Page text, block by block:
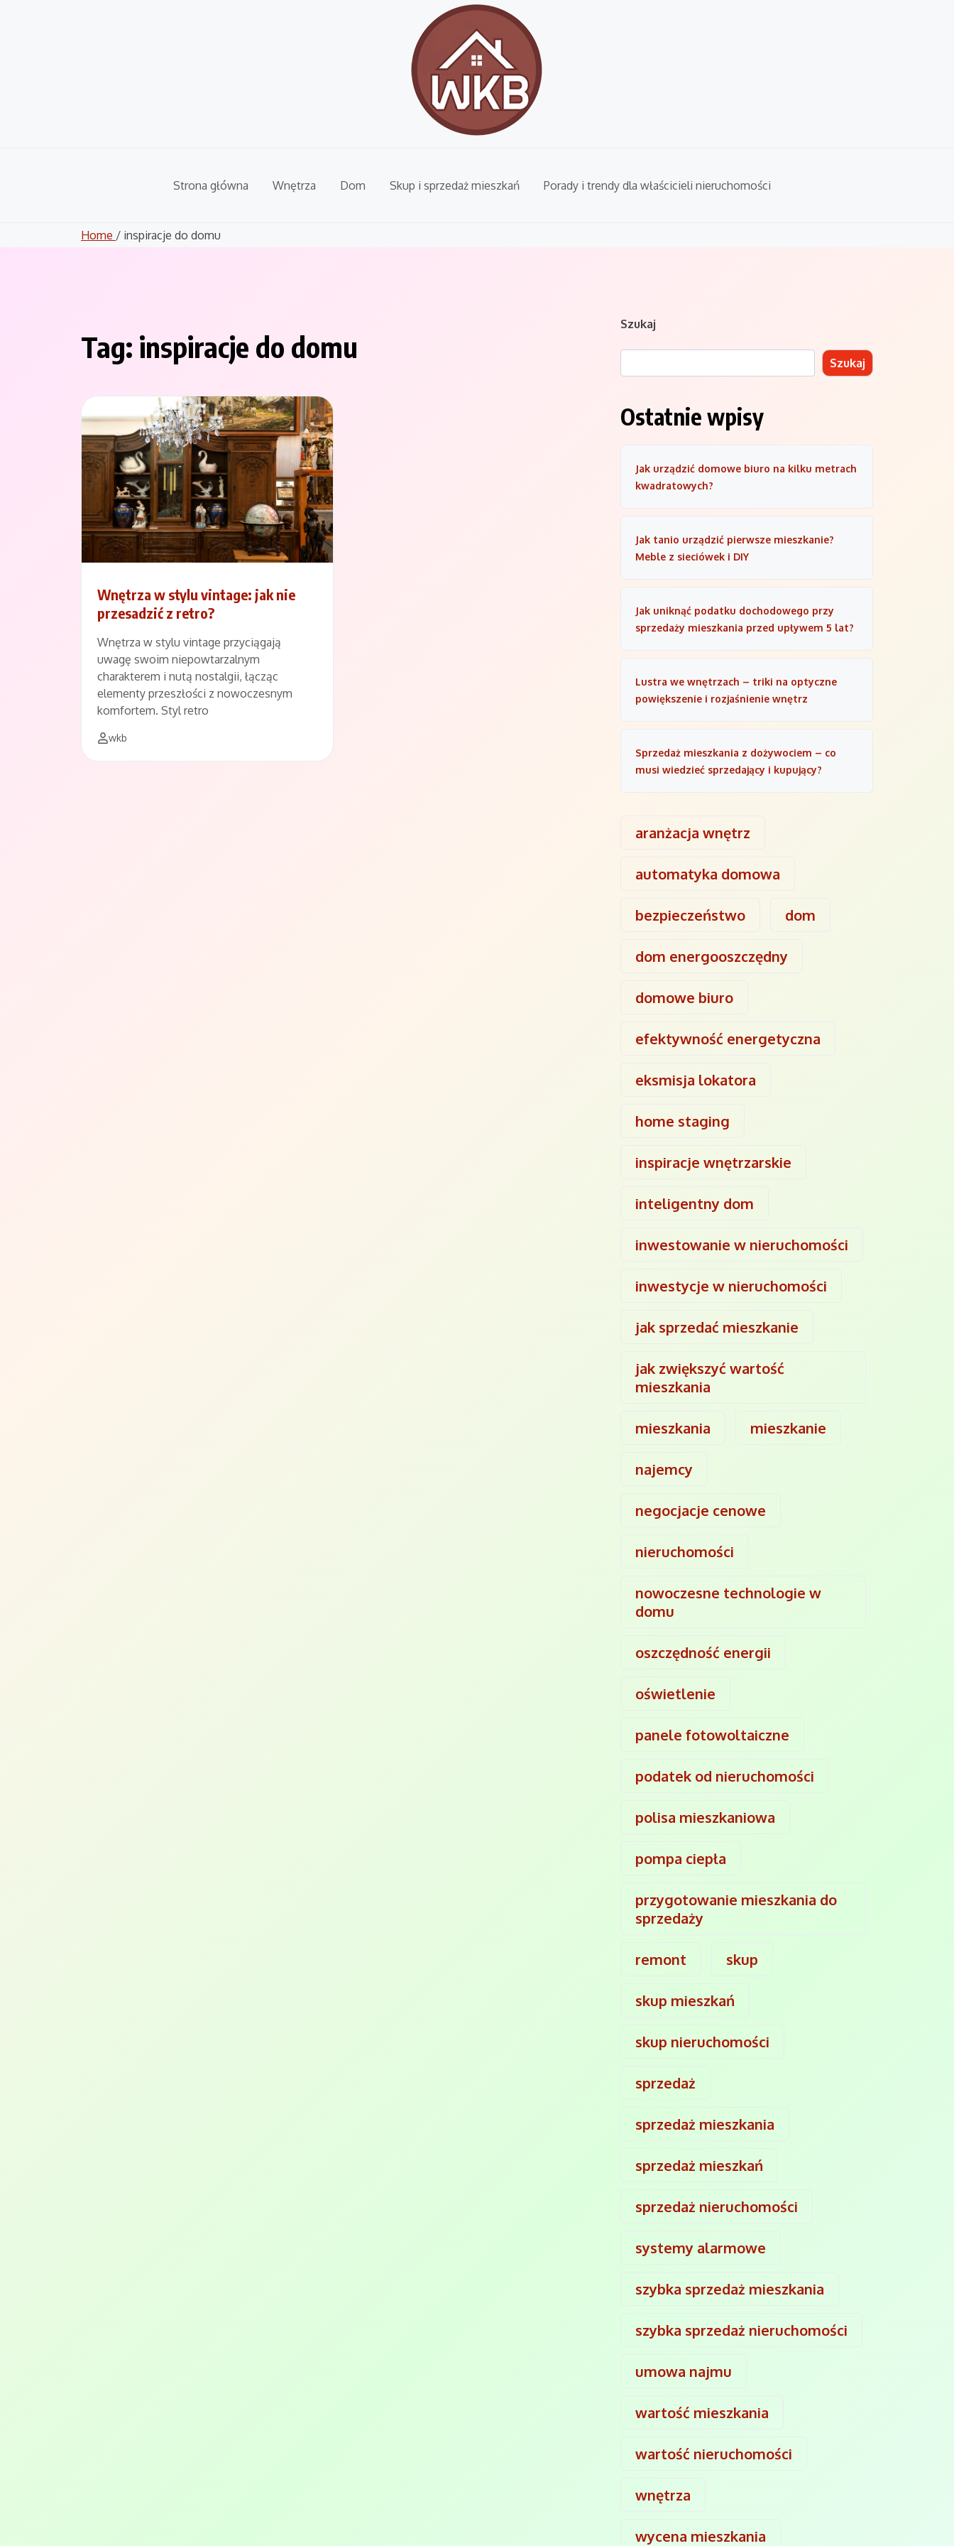
Strona główna Wnętrza Dom Skup i sprzedaż mieszkań Porady i trendy dla właścicieli nieruchomości
Home / inspiracje do domu
Tag: inspiracje do domu
Wnętrza w stylu vintage: jak nie
przesadzić z retro?
Wnętrza w stylu vintage przyciągają
uwagę swoim niepowtarzalnym
charakterem i nutą nostalgii, łącząc
elementy przeszłości z nowoczesnym
komfortem. Styl retro
wkb
Szukaj
Szukaj
Ostatnie wpisy
Jak urządzić domowe biuro na kilku metrach
kwadratowych?
Jak tanio urządzić pierwsze mieszkanie?
Meble z sieciówek i DIY
Jak uniknąć podatku dochodowego przy
sprzedaży mieszkania przed upływem 5 lat?
Lustra we wnętrzach – triki na optyczne
powiększenie i rozjaśnienie wnętrz
Sprzedaż mieszkania z dożywociem – co
musi wiedzieć sprzedający i kupujący?
aranżacja wnętrz
automatyka domowa
bezpieczeństwo dom
dom energooszczędny
domowe biuro
efektywność energetyczna
eksmisja lokatora
home staging
inspiracje wnętrzarskie
inteligentny dom
inwestowanie w nieruchomości
inwestycje w nieruchomości
jak sprzedać mieszkanie
jak zwiększyć wartość
mieszkania
mieszkania mieszkanie
najemcy
negocjacje cenowe
nieruchomości
nowoczesne technologie w
domu
oszczędność energii
oświetlenie
panele fotowoltaiczne
podatek od nieruchomości
polisa mieszkaniowa
pompa ciepła
przygotowanie mieszkania do
sprzedaży
remont skup
skup mieszkań
skup nieruchomości
sprzedaż
sprzedaż mieszkania
sprzedaż mieszkań
sprzedaż nieruchomości
systemy alarmowe
szybka sprzedaż mieszkania
szybka sprzedaż nieruchomości
umowa najmu
wartość mieszkania
wartość nieruchomości
wnętrza
wycena mieszkania